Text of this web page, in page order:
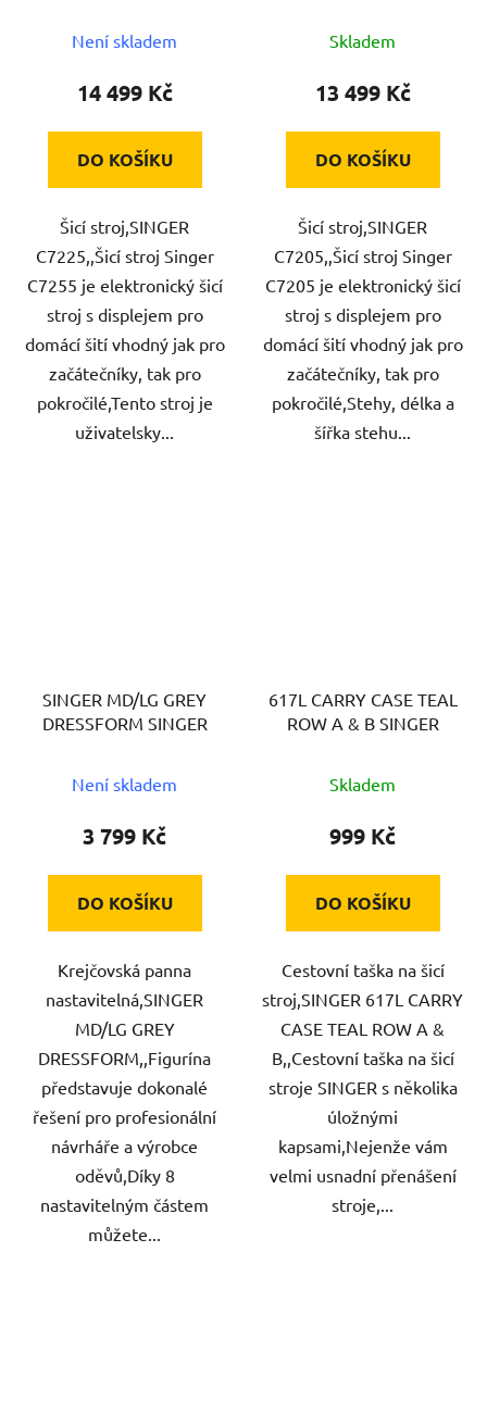
Není skladem
14 499 Kč
DO KOŠÍKU
Šicí stroj,SINGER
C7225,,Šicí stroj Singer
C7255 je elektronický šicí
stroj s displejem pro
domácí šití vhodný jak pro
začátečníky, tak pro
pokročilé,Tento stroj je
uživatelsky...
Skladem
13 499 Kč
DO KOŠÍKU
Šicí stroj,SINGER
C7205,,Šicí stroj Singer
C7205 je elektronický šicí
stroj s displejem pro
domácí šití vhodný jak pro
začátečníky, tak pro
pokročilé,Stehy, délka a
šířka stehu...
SINGER MD/LG GREY
DRESSFORM SINGER
Není skladem
3 799 Kč
DO KOŠÍKU
Krejčovská panna
nastavitelná,SINGER
MD/LG GREY
DRESSFORM,,Figurína
představuje dokonalé
řešení pro profesionální
návrháře a výrobce
oděvů,Díky 8
nastavitelným částem
můžete...
617L CARRY CASE TEAL
ROW A & B SINGER
Skladem
999 Kč
DO KOŠÍKU
Cestovní taška na šicí
stroj,SINGER 617L CARRY
CASE TEAL ROW A &
B,,Cestovní taška na šicí
stroje SINGER s několika
úložnými
kapsami,Nejenže vám
velmi usnadní přenášení
stroje,...